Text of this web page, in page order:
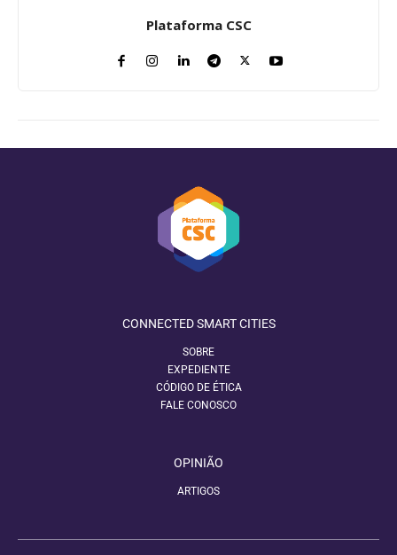
Plataforma CSC
CONNECTED SMART CITIES
SOBRE
EXPEDIENTE
CÓDIGO DE ÉTICA
FALE CONOSCO
OPINIÃO
ARTIGOS